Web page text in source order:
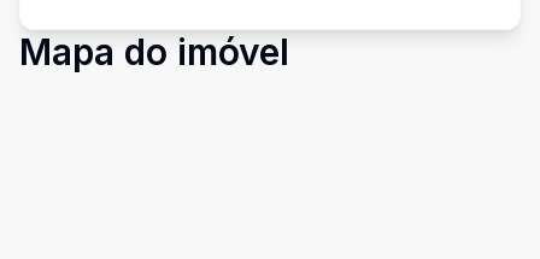
Mapa do imóvel